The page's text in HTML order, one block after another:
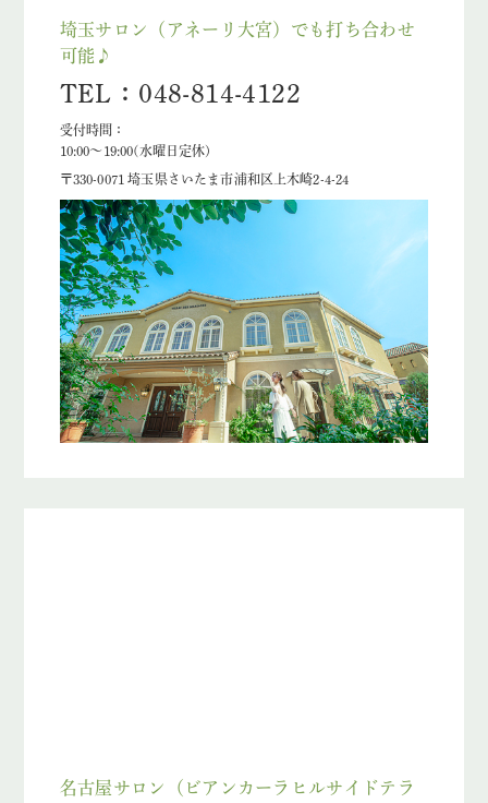
埼玉サロン（アネーリ大宮）でも打ち合わせ
可能♪
TEL：048-814-4122
受付時間：
10:00〜19:00(水曜日定休)
〒330-0071 埼玉県さいたま市浦和区上木崎2-4-24
名古屋サロン（ビアンカーラヒルサイドテラ